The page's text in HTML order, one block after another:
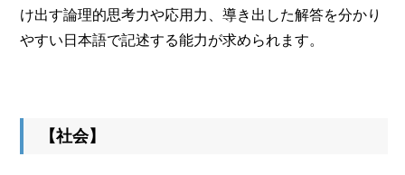
け出す論理的思考力や応用力、導き出した解答を分かり
やすい日本語で記述する能力が求められます。
【社会】